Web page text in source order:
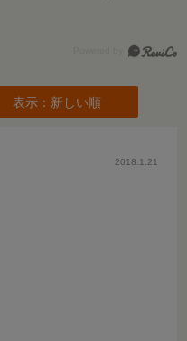
表示：新しい順
2018.1.21